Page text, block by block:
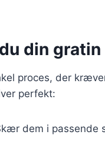
din
proces, der
perfekt:
dem i passende